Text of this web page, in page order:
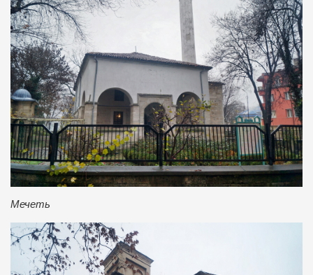
Мечеть